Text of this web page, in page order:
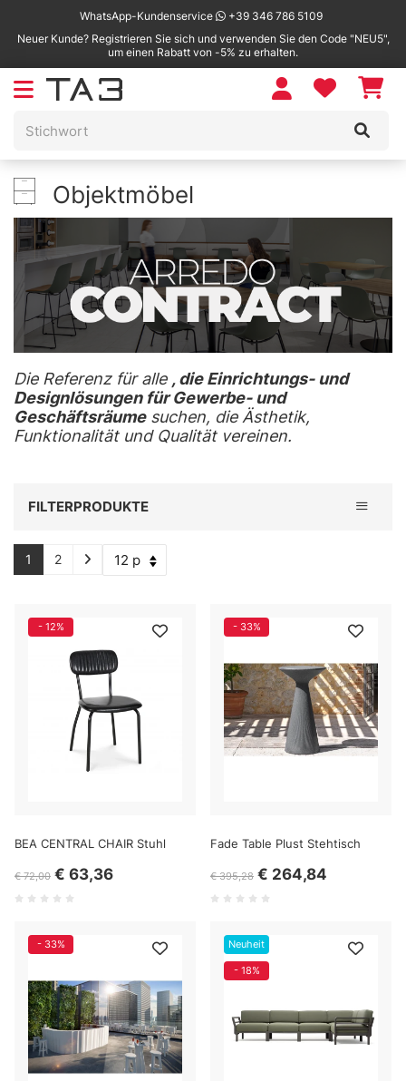
WhatsApp-Kundenservice
+39 346 786 5109
Neuer Kunde? Registrieren Sie sich und verwenden Sie den Code "NEU5",
um einen Rabatt von -5% zu erhalten.
Objektmöbel
Die Referenz für alle , die Einrichtungs- und
Designlösungen für Gewerbe- und
Geschäftsräumesuchen, die Ästhetik,
Funktionalität und Qualität vereinen.
Toggle
FILTERPRODUKTE
1 2
- 12%
BEA CENTRAL CHAIR Stuhl
€ 72,00 € 63,36
- 33%
Fade Table Plust Stehtisch
€ 395,28 € 264,84
- 33% Neuheit
- 18%